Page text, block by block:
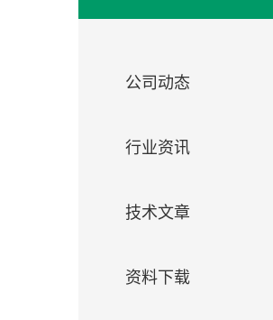
公司动态
行业资讯
技术文章
资料下载